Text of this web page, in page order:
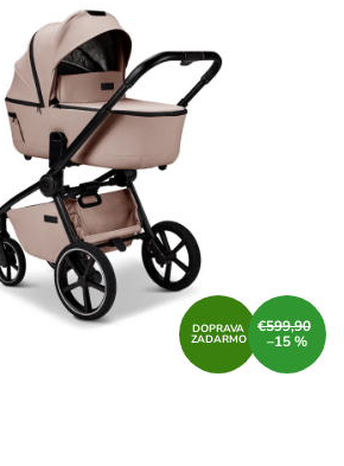
DOPRAVA
ZADARMO
€599,90
–15 %